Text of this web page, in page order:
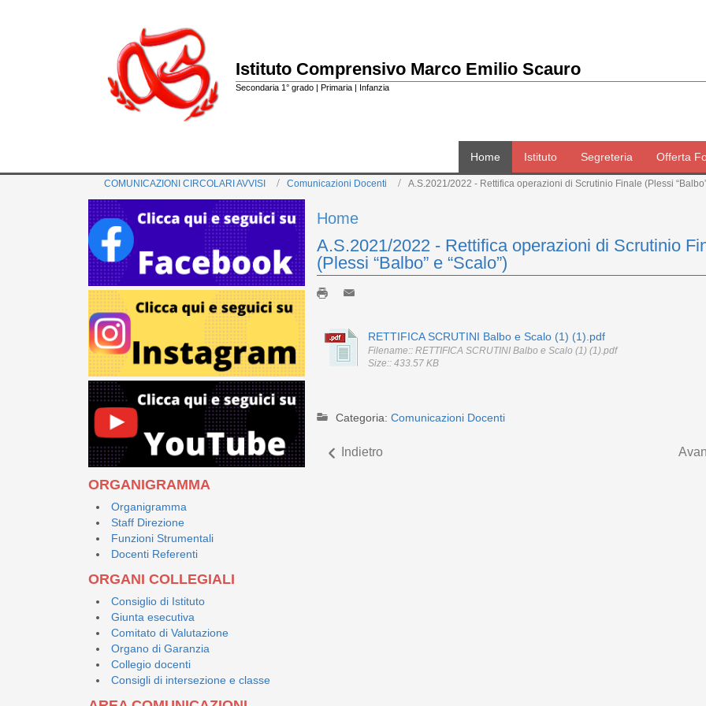
Istituto Comprensivo Marco Emilio Scauro
Secondaria 1° grado | Primaria | Infanzia
Home Istituto Segreteria Offerta
COMUNICAZIONI CIRCOLARI AVVISI Comunicazioni Docenti A.S.2021/2022 - Rettifica operazioni di Scrutinio Finale (Plessi
ORGANIGRAMMA
Organigramma
Staff Direzione
Funzioni Strumentali
Docenti Referenti
ORGANI COLLEGIALI
Consiglio di Istituto
Giunta esecutiva
Comitato di Valutazione
Organo di Garanzia
Collegio docenti
Consigli di intersezione e classe
Home
A.S.2021/2022 - Rettifica operazioni di Scrutinio
(Plessi “Balbo” e “Scalo”)
RETTIFICA SCRUTINI Balbo e Scalo (1) (1).pdf
Filename:: RETTIFICA SCRUTINI Balbo e Scalo (1) (1).pdf
Size:: 433.57 KB
Categoria: Comunicazioni Docenti
Indietro